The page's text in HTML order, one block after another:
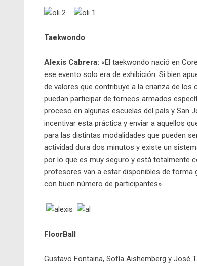
Taekwondo
Alexis Cabrera: «El taekwondo nació en
ese evento solo era de exhibición. Si bien
de valores que contribuye a la crianza de
puedan participar de torneos armados
proceso en algunas escuelas del país y San
incentivar esta práctica y enviar a aquellos
para las distintas modalidades que pueden
actividad dura dos minutos y existe un
por lo que es muy seguro y está totalmente
profesores van a estar disponibles de forma
con buen número de participantes»
FloorBall
Gustavo Fontaina, Sofía Aishemberg y José